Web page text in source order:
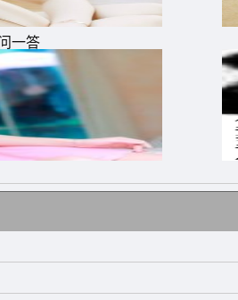
却又自我重建的旅程。
一答